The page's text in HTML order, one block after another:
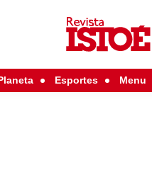
Esportes Menu